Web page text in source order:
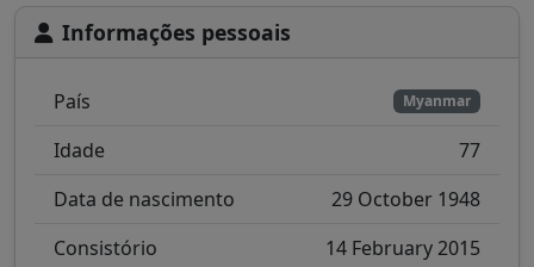
Informações pessoais
País Myanmar
Idade
77
Data de nascimento
29 October 1948
Consistório
14 February 2015